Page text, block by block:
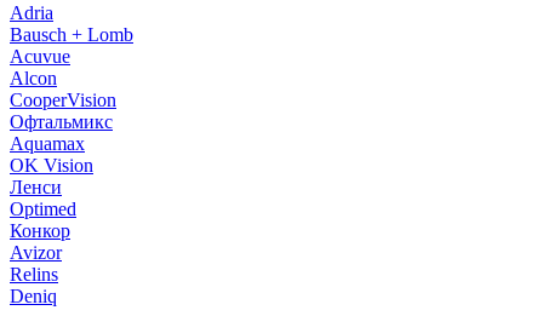
Adria
Bausch + Lomb
Acuvue
Alcon
CooperVision
Офтальмикс
Aquamax
OK Vision
Ленси
Optimed
Конкор
Avizor
Relins
Deniq